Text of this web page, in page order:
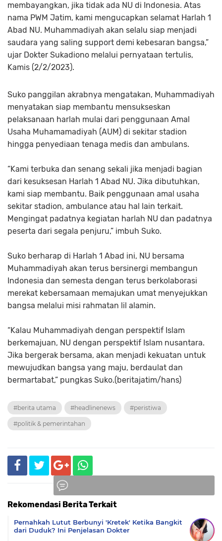
membayangkan, jika tidak ada NU di Indonesia. Atas
nama PWM Jatim, kami mengucapkan selamat Harlah 1
Abad NU. Muhammadiyah akan selalu siap menjadi
saudara yang saling support demi kebesaran bangsa,”
ujar Dokter Sukadiono melalui pernyataan tertulis,
Kamis (2/2/2023).
Suko panggilan akrabnya mengatakan, Muhammadiyah
menyatakan siap membantu mensukseskan
pelaksanaan harlah mulai dari penggunaan Amal
Usaha Muhamamadiyah (AUM) di sekitar stadion
hingga penyediaan tenaga medis dan ambulans.
“Kami terbuka dan senang sekali jika menjadi bagian
dari kesuksesan Harlah 1 Abad NU. Jika dibutuhkan,
kami siap membantu. Baik penggunaan amal usaha
sekitar stadion, ambulance atau hal lain terkait.
Mengingat padatnya kegiatan harlah NU dan padatnya
peserta dari segala penjuru,” imbuh Suko.
Suko berharap di Harlah 1 Abad ini, NU bersama
Muhammadiyah akan terus bersinergi membangun
Indonesia dan semesta dengan terus berkolaborasi
merekat kebersamaan memajukan umat menyejukkan
bangsa melalui misi rahmatan lil alamin.
“Kalau Muhammadiyah dengan perspektif Islam
berkemajuan, NU dengan perspektif Islam nusantara.
Jika bergerak bersama, akan menjadi kekuatan untuk
mewujudkan bangsa yang maju, berdaulat dan
bermartabat,” pungkas Suko.(beritajatim/hans)
#berita utama #headlinenews #peristiwa
#politik & pemerintahan
Rekomendasi Berita Terkait
Pernahkah Lutut Berbunyi 'Kretek' Ketika Bangkit
dari Duduk? Ini Penjelasan Dokter